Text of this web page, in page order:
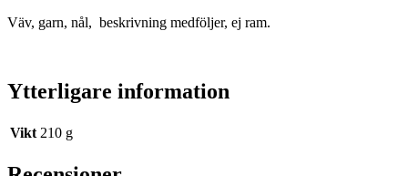
Väv, garn, nål, beskrivning medföljer, ej ram.
Ytterligare information
Vikt 210 g